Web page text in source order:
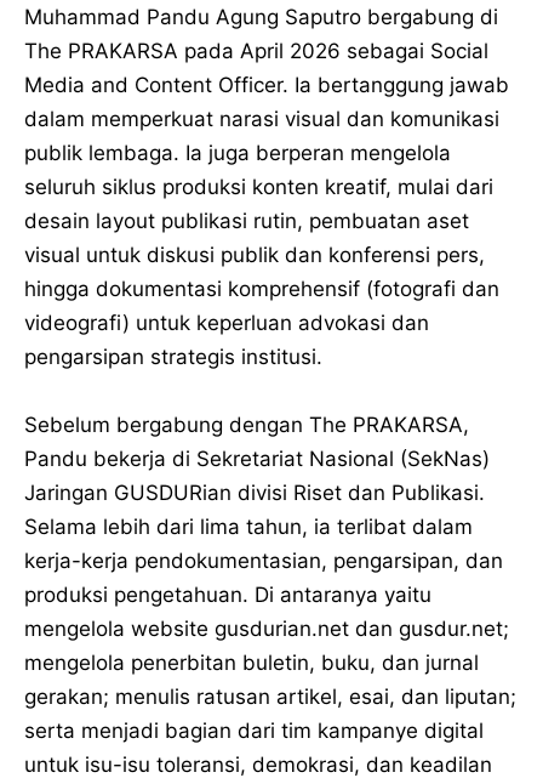
Muhammad Pandu Agung Saputro bergabung di
The PRAKARSA pada April 2026 sebagai Social
Media and Content Officer. Ia bertanggung jawab
dalam memperkuat narasi visual dan komunikasi
publik lembaga. Ia juga berperan mengelola
seluruh siklus produksi konten kreatif, mulai dari
desain layout publikasi rutin, pembuatan aset
visual untuk diskusi publik dan konferensi pers,
hingga dokumentasi komprehensif (fotografi dan
videografi) untuk keperluan advokasi dan
pengarsipan strategis institusi.
Sebelum bergabung dengan The PRAKARSA,
Pandu bekerja di Sekretariat Nasional (SekNas)
Jaringan GUSDURian divisi Riset dan Publikasi.
Selama lebih dari lima tahun, ia terlibat dalam
kerja-kerja pendokumentasian, pengarsipan, dan
produksi pengetahuan. Di antaranya yaitu
mengelola website gusdurian.net dan gusdur.net;
mengelola penerbitan buletin, buku, dan jurnal
gerakan; menulis ratusan artikel, esai, dan liputan;
serta menjadi bagian dari tim kampanye digital
untuk isu-isu toleransi, demokrasi, dan keadilan